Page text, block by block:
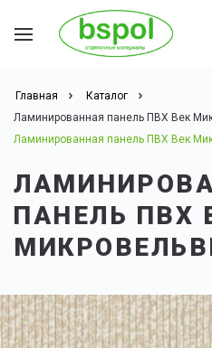
Главная
Каталог
Ламинированная панель ПВХ Век
Ламинированная панель ПВХ Век
ПАНЕЛЬ ПВХ